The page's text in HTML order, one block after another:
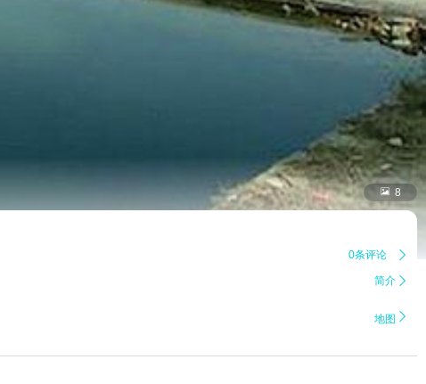
 8
0条评论 
简介 
地图 